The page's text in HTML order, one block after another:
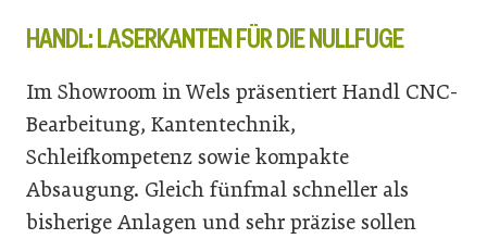
HANDL: LASERKANTEN FÜR DIE NULLFUGE
Im Showroom in Wels präsentiert Handl CNC-
Bearbeitung, Kantentechnik,
Schleifkompetenz sowie kompakte
Absaugung. Gleich fünfmal schneller als
bisherige Anlagen und sehr präzise sollen